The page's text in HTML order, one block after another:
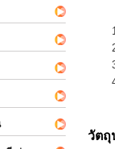
วัตถุ